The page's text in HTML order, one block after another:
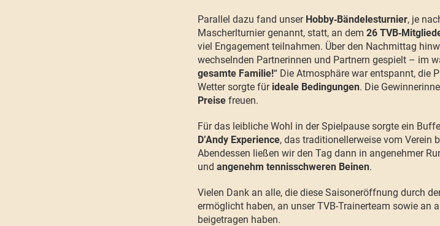
Parallel dazu fand unser Hobby‑Bändelesturnier, je
Mascherlturnier genannt, statt, an dem 26
viel Engagement teilnahmen. Über den Nachmittag
wechselnden Partnerinnen und Partnern gespielt – im
gesamte Familie!“ Die Atmosphäre war entspannt, die
Wetter sorgte für ideale Bedingungen. Die
Preise freuen.
Für das leibliche Wohl in der Spielpause sorgte ein
D’Andy Experience, das traditionellerweise vom Verein
Abendessen ließen wir den Tag dann in angenehmer
und angenehm tennisschweren Beinen.
Vielen Dank an alle, die diese Saisoneröffnung durch
ermöglicht haben, an unser TVB-Trainerteam sowie an
beigetragen haben.